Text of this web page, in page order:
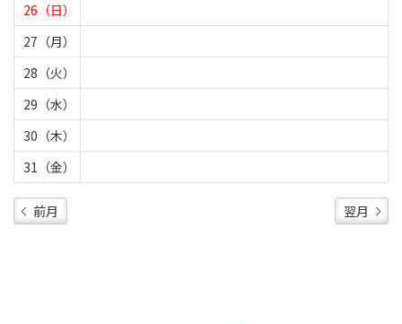
26（日）
27（月）
28（火）
29（水）
30（木）
31（金）
前月 翌月